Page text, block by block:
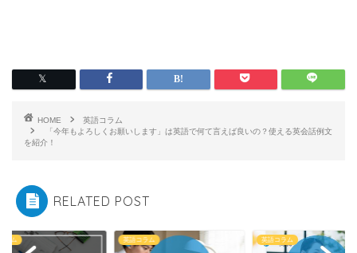
HOME
英語コラム
「今年もよろしくお願いします」は英語で何て言えば良いの？使える英会話例文
を紹介！
RELATED POST
ラム 英語コラム 英語コラム